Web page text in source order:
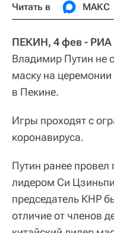
Читать в МАКС
ПЕКИН, 4 фев - РИА
Владимир Путин не
маску на
в Пекине.
Игры проходят с
коронавируса.
Путин ранее провел
лидером Си
председатель КНР
отличие от членов